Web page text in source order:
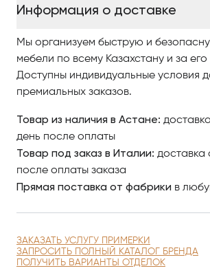
Информация о доставке
Мы организуем быструю и
мебели по всему Казахстану и за
Доступны индивидуальные условия
премиальных заказов.
Товар из наличия в Астане:
день после оплаты
Товар под заказ в Италии: доставка
после оплаты заказа
Прямая поставка от фабрики в
ЗАКАЗАТЬ УСЛУГУ ПРИМЕРКИ
ЗАПРОСИТЬ ПОЛНЫЙ КАТАЛОГ БРЕНДА
ПОЛУЧИТЬ ВАРИАНТЫ ОТДЕЛОК